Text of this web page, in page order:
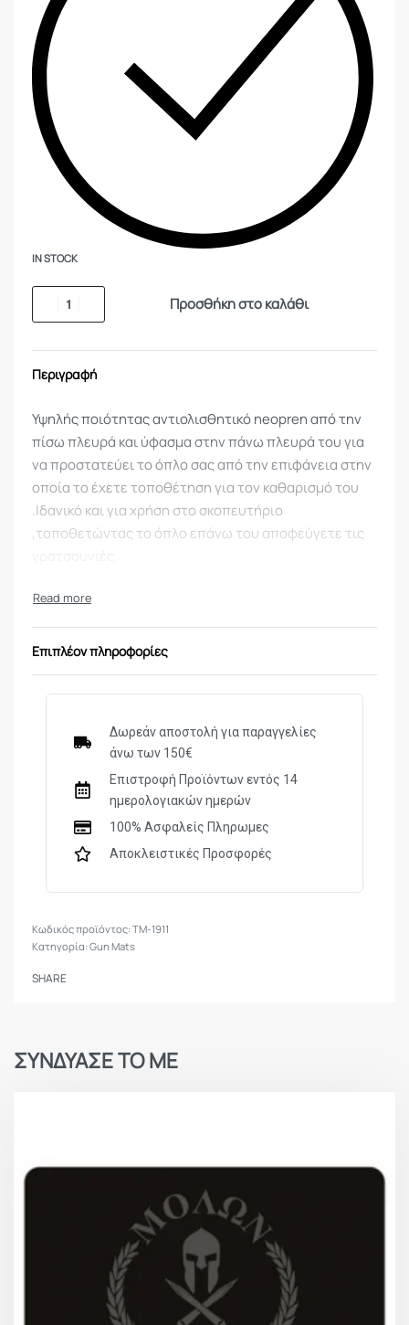
IN STOCK
Προσθήκη στο καλάθι
Περιγραφή
Υψηλής ποιότητας αντιολισθητικό neopren από την
πίσω πλευρά και ύφασμα στην πάνω πλευρά του για
να προστατεύει το όπλο σας από την επιφάνεια στην
οποία το έχετε τοποθέτηση για τον καθαρισμό του
.Iδανικό και για χρήση στο σκοπευτήριο
,τοποθετώντας το όπλο επάνω του αποφεύγετε τις
Επιπλέον πληροφορίες
Δωρεάν αποστολή για παραγγελίες
άνω των 150€
Επιστροφή Προϊόντων εντός 14
ημερολογιακών ημερών
100% Ασφαλείς Πληρωμες
Αποκλειστικές Προσφορές
TM-1911
Κατηγορία:Gun Mats
SHARE
ΣΥΝΔΥΑΣΕ ΤΟ ΜΕ